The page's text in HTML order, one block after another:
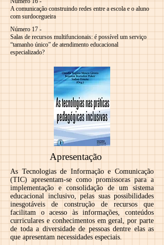
A comunicação construindo redes entre a escola e o aluno
com surdocegueira
Número 17 -
Salas de recursos multifuncionais: é possível um serviço
“tamanho único” de atendimento educacional
especializado?
Apresentação
As Tecnologias de Informação e Comunicação
(TIC) apresentam-se como promissoras para a
implementação e consolidação de um sistema
educacional inclusivo, pelas suas possibilidades
inesgotáveis de construção de recursos que
facilitam o acesso às informações, conteúdos
curriculares e conhecimentos em geral, por parte
de toda a diversidade de pessoas dentre elas as
que apresentam necessidades especiais.